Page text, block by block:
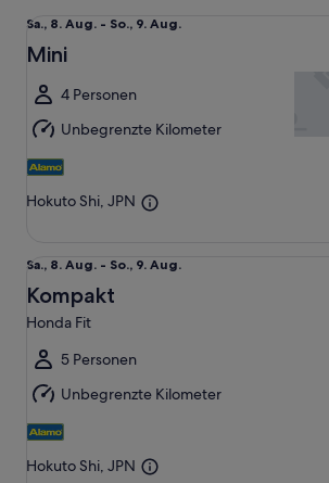
Sa.,
8.
bis
So.,
9.
Aug.
Sa., 8. Aug. - So., 9. Aug.
Mini
4 Personen
Unbegrenzte Kilometer
Hokuto Shi, JPN
Sa.,
8.
Aug.
bis
So.,
9.
Aug.
Sa., 8. Aug. - So., 9. Aug.
Kompakt
Honda Fit
5 Personen
Unbegrenzte Kilometer
Hokuto Shi, JPN